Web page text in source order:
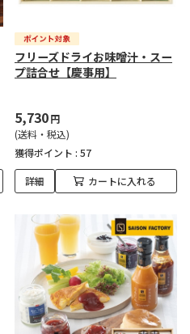
フリーズドライお味噌汁・スー
プ詰合せ【慶事用】
5,730円
(送料・税込)
獲得ポイント : 57
詳細 カートに入れる